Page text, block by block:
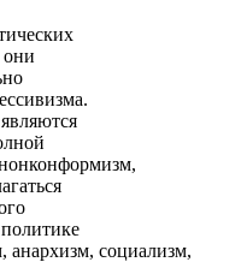
они
анархизм, социализм,